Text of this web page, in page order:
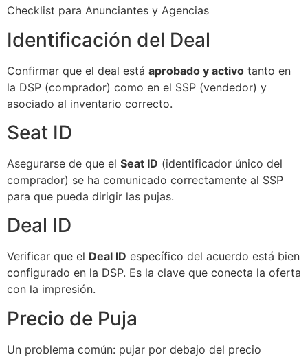
Checklist para Anunciantes y Agencias
Identificación del Deal
Confirmar que el deal está aprobado y activo tanto en
la DSP (comprador) como en el SSP (vendedor) y
asociado al inventario correcto.
Seat ID
Asegurarse de que el Seat ID (identificador único del
comprador) se ha comunicado correctamente al SSP
para que pueda dirigir las pujas.
Deal ID
Verificar que el Deal ID específico del acuerdo está bien
configurado en la DSP. Es la clave que conecta la oferta
con la impresión.
Precio de Puja
Un problema común: pujar por debajo del precio